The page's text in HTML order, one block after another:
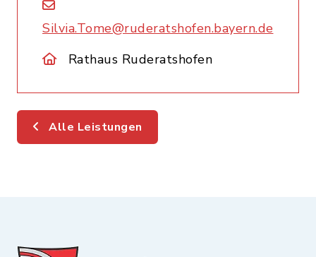
Silvia.Tome@ruderatshofen.bayern.de
Rathaus Ruderatshofen
Alle Leistungen